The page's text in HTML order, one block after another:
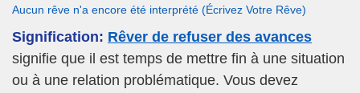
Aucun rêve n'a encore été interprété (Écrivez Votre Rêve)
Signification: Rêver de refuser des avances
signifie que il est temps de mettre fin à une situation
ou à une relation problématique. Vous devez